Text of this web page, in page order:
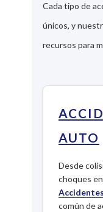
Cada tipo de
únicos, y
recursos para
AUTO
Desde
choques
común de